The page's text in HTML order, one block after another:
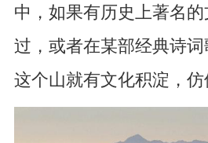
中，如果有历史上著名
过，或者在某部经典诗词
这个山就有文化积淀，仿